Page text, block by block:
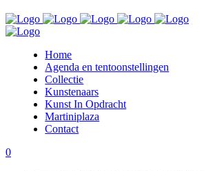
Home
Agenda en tentoonstellingen
Collectie
Kunstenaars
Kunst In Opdracht
Martiniplaza
Contact
0